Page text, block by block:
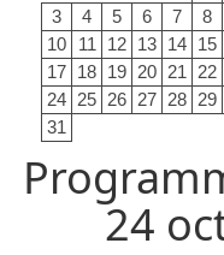
3
4 5 6 7 8
10
11 12 13 14 15
17 18 19 20 21 22
24 25 26 27 28 29
31
24